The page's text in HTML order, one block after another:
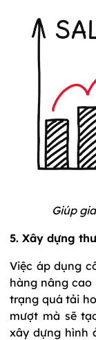
Giúp
5. Xây dựng
Việc áp dụng
hàng nâng
trạng quá tải
mượt mà sẽ
xây dựng hình